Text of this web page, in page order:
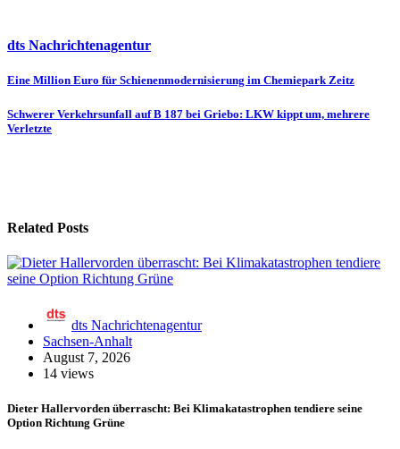
dts Nachrichtenagentur
Beitragsnavigation
Eine Million Euro für Schienenmodernisierung im Chemiepark Zeitz
Schwerer Verkehrsunfall auf B 187 bei Griebo: LKW kippt um, mehrere
Verletzte
Related Posts
dts Nachrichtenagentur
Sachsen-Anhalt
August 7, 2026
14 views
Dieter Hallervorden überrascht: Bei Klimakatastrophen tendiere seine
Option Richtung Grüne